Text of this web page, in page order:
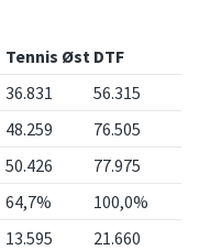
Tennis Øst DTF
36.831
56.315
48.259
76.505
50.426
77.975
64,7%
100,0%
13.595
21.660